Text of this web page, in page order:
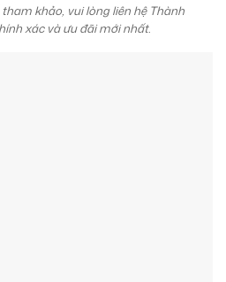
khảo, vui lòng liên hệ Thành
xác và ưu đãi mới nhất.